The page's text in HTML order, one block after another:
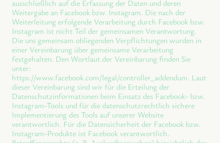
ausschließlich auf die Erfassung der Daten und deren
Weitergabe an Facebook bzw. Instagram. Die nach der
Weiterleitung erfolgende Verarbeitung durch Facebook bzw.
Instagram ist nicht Teil der gemeinsamen Verantwortung.
Die uns gemeinsam obliegenden Verpflichtungen wurden in
einer Vereinbarung über gemeinsame Verarbeitung
festgehalten. Den Wortlaut der Vereinbarung finden Sie
unter:
https://www.facebook.com/legal/controller_addendum. Laut
dieser Vereinbarung sind wir für die Erteilung der
Datenschutzinformationen beim Einsatz des Facebook- bzw.
Instagram-Tools und für die datenschutzrechtlich sichere
Implementierung des Tools auf unserer Website
verantwortlich. Für die Datensicherheit der Facebook bzw.
Instagram-Produkte ist Facebook verantwortlich.